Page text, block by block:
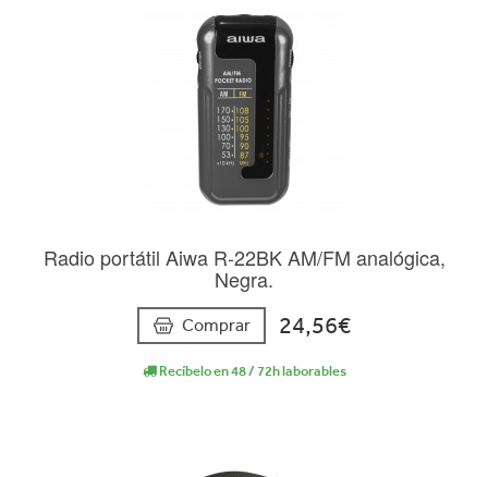
Radio portátil Aiwa R-22BK AM/FM analógica,
Negra.
Comprar 24,56€
Recíbelo en 48 / 72h laborables